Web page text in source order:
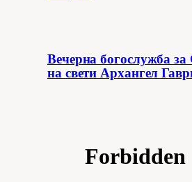
Вечерна богослужба за
на свети Архангел